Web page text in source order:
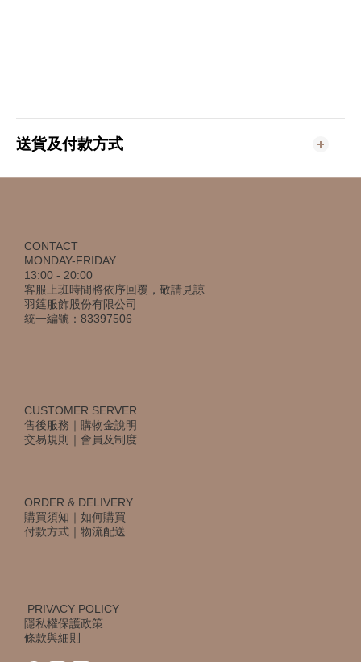
送貨及付款方式
CONTACT
MONDAY-FRIDAY
13:00 - 20:00
客服上班時間將依序回覆，敬請見諒
羽筳服飾股份有限公司
統一編號：83397506
CUSTOMER SERVER
售後服務 ｜ 購物金說明
交易規則
｜ 會員及制度
ORDER & DELIVERY
購買須知 ｜ 如何購買
付款方式 ｜ 物流配送
PRIVACY POLICY
隱私權保護政策
條款與細則